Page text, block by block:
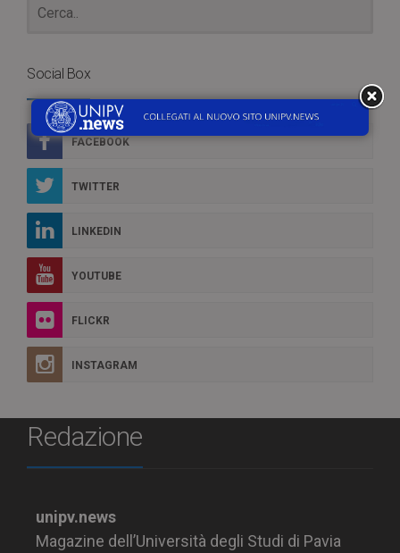
Social Box
FACEBOOK
TWITTER
LINKEDIN
YOUTUBE
FLICKR
INSTAGRAM
Redazione
unipv.news
Magazine dell’Università degli Studi di Pavia